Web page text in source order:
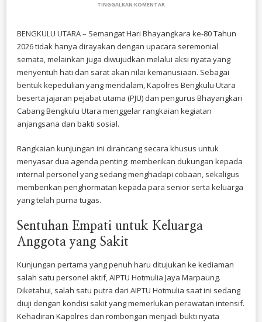
TINGGALKAN KOMENTAR
BHAYANGKARA
KE-
80,
KAPOLRES
UTARA
GELAR
ANJANGSANA:
KUNJUNGI
ANAK
SOWAN
KE
PURNAWIRAWAN
DAN
WARAKAWURI
​BENGKULU UTARA – Semangat Hari Bhayangkara ke-80 Tahun
2026 tidak hanya dirayakan dengan upacara seremonial
semata, melainkan juga diwujudkan melalui aksi nyata yang
menyentuh hati dan sarat akan nilai kemanusiaan. Sebagai
bentuk kepedulian yang mendalam, Kapolres Bengkulu Utara
beserta jajaran pejabat utama (PJU) dan pengurus Bhayangkari
Cabang Bengkulu Utara menggelar rangkaian kegiatan
anjangsana dan bakti sosial.
​Rangkaian kunjungan ini dirancang secara khusus untuk
menyasar dua agenda penting: memberikan dukungan kepada
internal personel yang sedang menghadapi cobaan, sekaligus
memberikan penghormatan kepada para senior serta keluarga
yang telah purna tugas.
​Sentuhan Empati untuk Keluarga
Anggota yang Sakit
​Kunjungan pertama yang penuh haru ditujukan ke kediaman
salah satu personel aktif, AIPTU Hotmulia Jaya Marpaung.
Diketahui, salah satu putra dari AIPTU Hotmulia saat ini sedang
diuji dengan kondisi sakit yang memerlukan perawatan intensif.
Kehadiran Kapolres dan rombongan menjadi bukti nyata